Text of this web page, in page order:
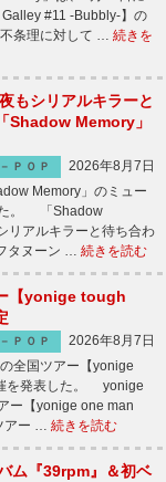
#11 -Bubbly-】の
条理に対して … 続きを
もシリアルキラーと
Shadow Memory」
－ＰＯＰ
2026年8月7日
Memory」のミュー
た。 「Shadow
リアルキラーと待ち合わ
タヌーン … 続きを読む
【yonige tough
－ＰＯＰ
2026年8月7日
全国ツアー【yonige
を発表した。 yonige
ー【yonige one man
アー … 続きを読む
ム『39rpm』＆初ベ